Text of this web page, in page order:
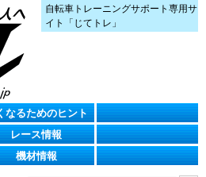
自転車トレーニングサポート専用サ
イト「じてトレ」
なるためのヒント
レース情報
機材情報